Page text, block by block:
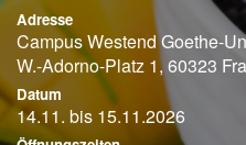
Adresse
Campus Westend Goethe-
W.-Adorno-Platz 1, 60323
Datum
14.11. bis 15.11.2026